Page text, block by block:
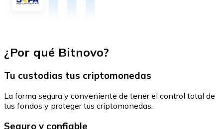
¿Por qué Bitnovo?
Tu custodias tus criptomonedas
La forma segura y conveniente de tener el control total de
tus fondos y proteger tus criptomonedas.
Seguro y confiable